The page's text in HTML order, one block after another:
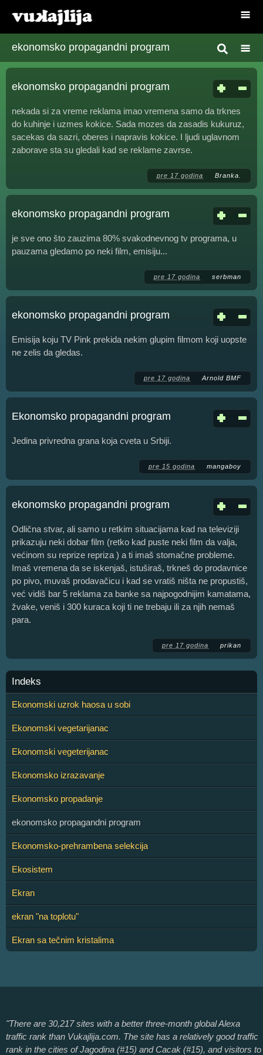
ekonomsko propagandni program
ekonomsko propagandni program
nekada si za vreme reklama imao vremena samo da trknes
do kuhinje i uzmes kokice. Sada mozes da zasadis kukuruz,
sacekas da sazri, oberes i napravis kokice. I ljudi uglavnom
zaborave sta su gledali kad se reklame zavrse.
pre 17 godina Branka.
ekonomsko propagandni program
je sve ono što zauzima 80% svakodnevnog tv programa, u
pauzama gledamo po neki film, emisiju...
pre 17 godina serbman
ekonomsko propagandni program
Emisija koju TV Pink prekida nekim glupim filmom koji uopste
ne zelis da gledas.
pre 17 godina Arnold BMF
Ekonomsko propagandni program
Jedina privredna grana koja cveta u Srbiji.
pre 15 godina mangaboy
ekonomsko propagandni program
Odlična stvar, ali samo u retkim situacijama kad na televiziji
prikazuju neki dobar film (retko kad puste neki film da valja,
većinom su reprize repriza ) a ti imaš stomačne probleme.
Imaš vremena da se iskenjaš, istuširaš, trkneš do prodavnice
po pivo, muvaš prodavačicu i kad se vratiš ništa ne propustiš,
već vidiš bar 5 reklama za banke sa najpogodnijim kamatama,
žvake, veniš i 300 kuraca koji ti ne trebaju ili za njih nemaš
para.
pre 17 godina prikan
Indeks
Ekonomski uzrok haosa u sobi
Ekonomski vegetarijanac
Ekonomski vegeterijanac
Ekonomsko izrazavanje
Ekonomsko propadanje
ekonomsko propagandni program
Ekonomsko-prehrambena selekcija
Ekosistem
Ekran
ekran "na toplotu"
Ekran sa tečnim kristalima
"There are 30,217 sites with a better three-month global Alexa
traffic rank than Vukajlija.com. The site has a relatively good traffic
rank in the cities of Jagodina (#15) and Cacak (#15), and visitors to